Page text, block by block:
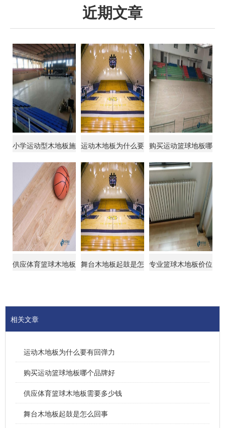
近期文章
小学运动型木地板施 运动木地板为什么要 购买运动篮球地板哪
供应体育篮球木地板 舞台木地板起鼓是怎 专业篮球木地板价位
相关文章
运动木地板为什么要有回弹力
购买运动篮球地板哪个品牌好
供应体育篮球木地板需要多少钱
舞台木地板起鼓是怎么回事